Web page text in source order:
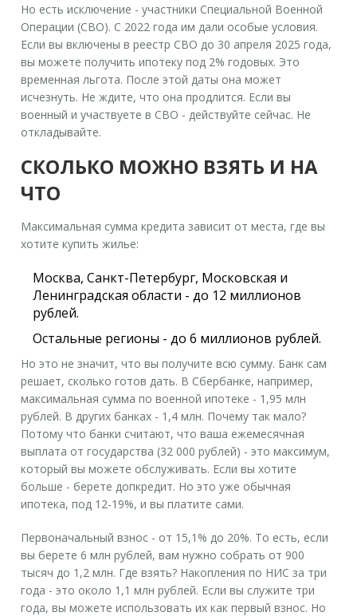
Но есть исключение - участники Специальной Военной
Операции (СВО). С 2022 года им дали особые условия.
Если вы включены в реестр СВО до 30 апреля 2025 года,
вы можете получить ипотеку под 2% годовых. Это
временная льгота. После этой даты она может
исчезнуть. Не ждите, что она продлится. Если вы
военный и участвуете в СВО - действуйте сейчас. Не
откладывайте.
СКОЛЬКО МОЖНО ВЗЯТЬ И НА
ЧТО
Максимальная сумма кредита зависит от места, где вы
хотите купить жилье:
Москва, Санкт-Петербург, Московская и
Ленинградская области - до 12 миллионов
рублей.
Остальные регионы - до 6 миллионов рублей.
Но это не значит, что вы получите всю сумму. Банк сам
решает, сколько готов дать. В Сбербанке, например,
максимальная сумма по военной ипотеке - 1,95 млн
рублей. В других банках - 1,4 млн. Почему так мало?
Потому что банки считают, что ваша ежемесячная
выплата от государства (32 000 рублей) - это максимум,
который вы можете обслуживать. Если вы хотите
больше - берете допкредит. Но это уже обычная
ипотека, под 12-19%, и вы платите сами.
Первоначальный взнос - от 15,1% до 20%. То есть, если
вы берете 6 млн рублей, вам нужно собрать от 900
тысяч до 1,2 млн. Где взять? Накопления по НИС за три
года - это около 1,1 млн рублей. Если вы служите три
года, вы можете использовать их как первый взнос. Но